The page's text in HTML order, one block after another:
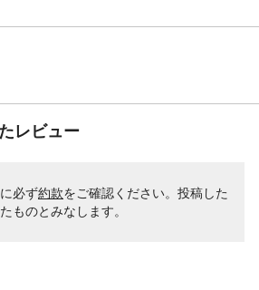
レビュー
必ず約款をご確認ください。投稿した
ものとみなします。